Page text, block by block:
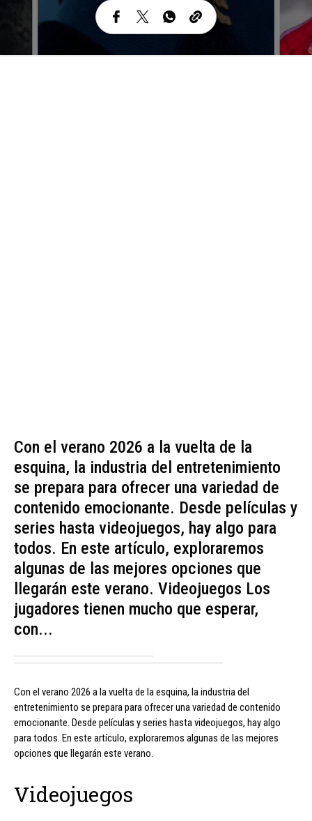
Con el verano 2026 a la vuelta de la
esquina, la industria del entretenimiento
se prepara para ofrecer una variedad de
contenido emocionante. Desde películas y
series hasta videojuegos, hay algo para
todos. En este artículo, exploraremos
algunas de las mejores opciones que
llegarán este verano. Videojuegos Los
jugadores tienen mucho que esperar,
con...
Con el verano 2026 a la vuelta de la esquina, la industria del
entretenimiento se prepara para ofrecer una variedad de contenido
emocionante. Desde películas y series hasta videojuegos, hay algo
para todos. En este artículo, exploraremos algunas de las mejores
opciones que llegarán este verano.
Videojuegos